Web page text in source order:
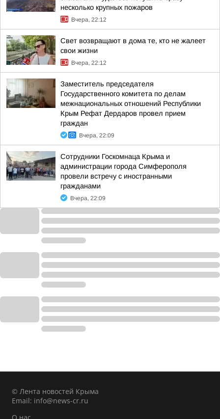
несколько крупных пожаров
Вчера, 22:12
Свет возвращают в дома те, кто не жалеет
свои жизни
Вчера, 22:12
Заместитель председателя
Государственного комитета по делам
межнациональных отношений Республики
Крым Рефат Дердаров провел прием
граждан
Вчера, 22:09
Сотрудники Госкомнаца Крыма и
администрации города Симферополя
провели встречу с иностранными
гражданами
Вчера, 22:09
© Лента новостей Крыма
Email: info@news-cr.ru